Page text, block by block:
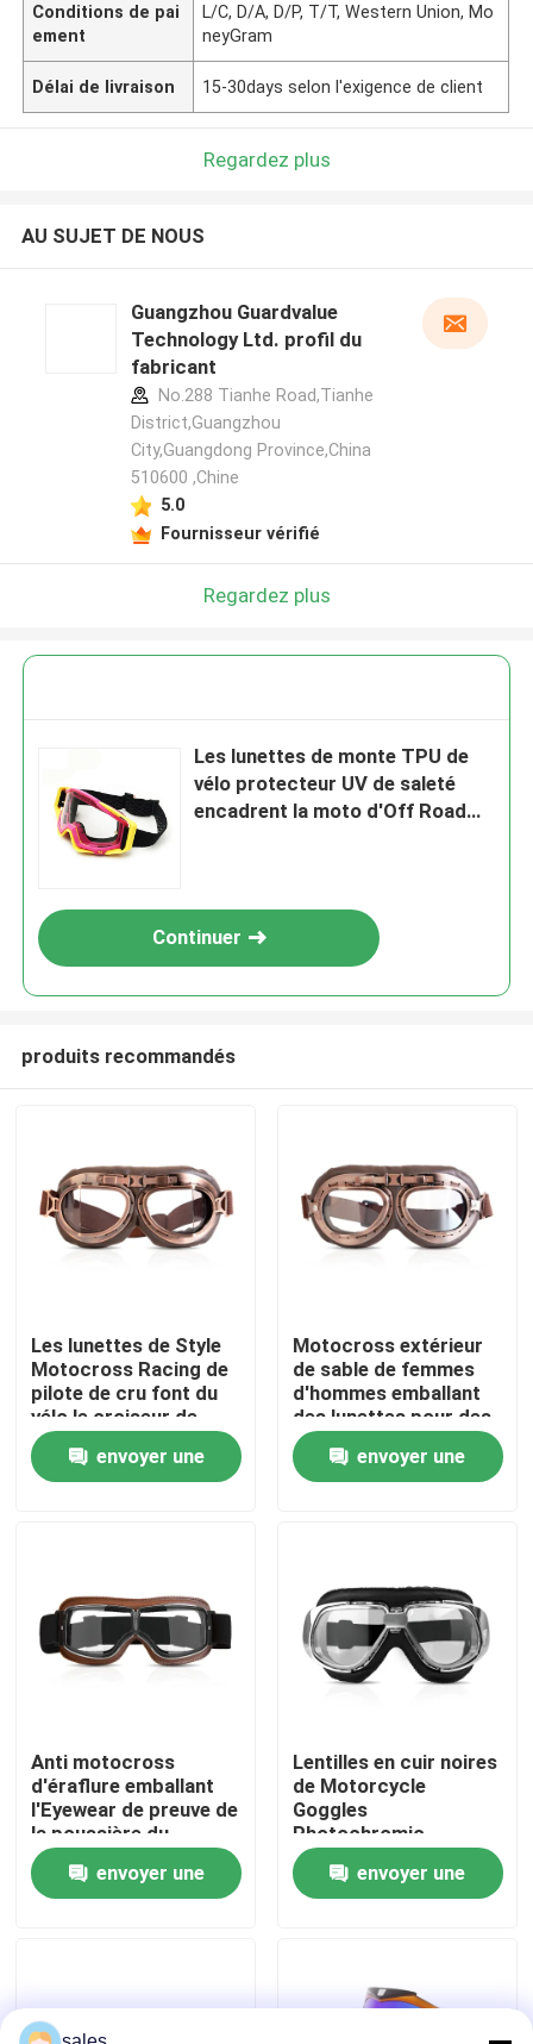
Maison
Des produits
Contactez-nous
Cas
Demandez une citation
Lunettes de verres de sûreté
Conditions de pai
ement
L/C, D/A, D/P, T/T, Western Union, Mo
neyGram
Délai de livraison 15-30days selon l'exigence de client
Regardez plus
AU SUJET DE NOUS
Guangzhou Guardvalue
Technology Ltd. profil du
fabricant
No.288 Tianhe Road,Tianhe
District,Guangzhou
City,Guangdong Province,China
510600 ,Chine
5.0
Fournisseur vérifié
Regardez plus
Les lunettes de monte TPU de
vélo protecteur UV de saleté
encadrent la moto d'Off Road
Continuer
produits recommandés
Les lunettes de Style
Motocross Racing de
pilote de cru font du
vélo le croiseur de
coureur voyageant le
demi casqueenvoyer une
Motocross extérieur
de sable de femmes
d'hommes emballant
des lunettes pour des
activités tous terrains
envoyer une
Anti motocross
d'éraflure emballant
l'Eyewear de preuve de
la poussière du
scooter ATV Off Road
de Leather Riding
Glasses de pilote de
envoyer une
Lentilles en cuir noires
de Motorcycle
Goggles
Photochromic
d'aviateur pour des
casquesenvoyer une